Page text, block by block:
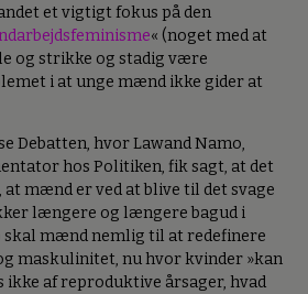
et vigtigt fokus på den
« (noget med at
og strikke og stadig være
i at unge mænd ikke gider at
Debatten, hvor Lawand Namo,
hos Politiken, fik sagt, at det
, at mænd er ved at blive til det svage
længere og længere bagud i
skal mænd nemlig til at redefinere
maskulinitet, nu hvor kvinder »kan
ikke af reproduktive årsager, hvad